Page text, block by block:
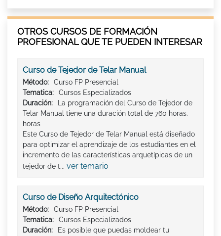
OTROS CURSOS DE FORMACIÓN
PROFESIONAL QUE TE PUEDEN INTERESAR
Curso de Tejedor de Telar Manual
Método:
Curso FP Presencial
Tematica:
Cursos Especializados
Duración:
La programación del Curso de Tejedor de
Telar Manual tiene una duración total de 760 horas.
horas
Este Curso de Tejedor de Telar Manual está diseñado
para optimizar el aprendizaje de los estudiantes en el
incremento de las características arquetípicas de un
tejedor de t... ver temario
Curso de Diseño Arquitectónico
Método:
Curso FP Presencial
Tematica:
Cursos Especializados
Duración:
Es posible que puedas moldear tu